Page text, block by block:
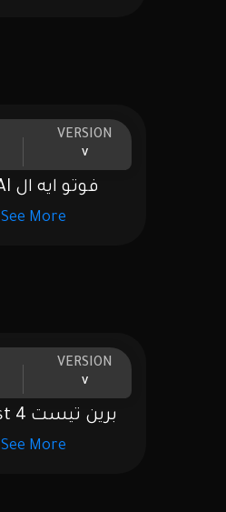
VERSION
v
فوتو ايه ال PhotoAI
See More
VERSION
v
برين تيست Brain Test 4
See More